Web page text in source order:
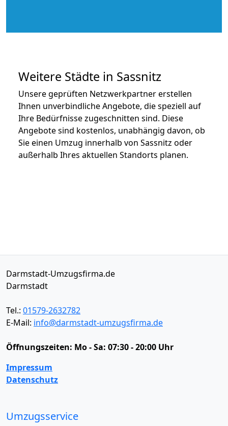
Weitere Städte in Sassnitz
Unsere geprüften Netzwerkpartner erstellen
Ihnen unverbindliche Angebote, die speziell auf
Ihre Bedürfnisse zugeschnitten sind. Diese
Angebote sind kostenlos, unabhängig davon, ob
Sie einen Umzug innerhalb von Sassnitz oder
außerhalb Ihres aktuellen Standorts planen.
Darmstadt-Umzugsfirma.de
Darmstadt
Tel.: 01579-2632782
E-Mail: info@darmstadt-umzugsfirma.de
Öffnungszeiten: Mo - Sa: 07:30 - 20:00 Uhr
Impressum
Datenschutz
Umzugsservice